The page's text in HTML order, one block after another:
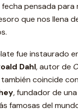
fecha pensada para
que nos llena
fue instaurado
Dahl, autor de
también coincide
, fundador de
famosas del